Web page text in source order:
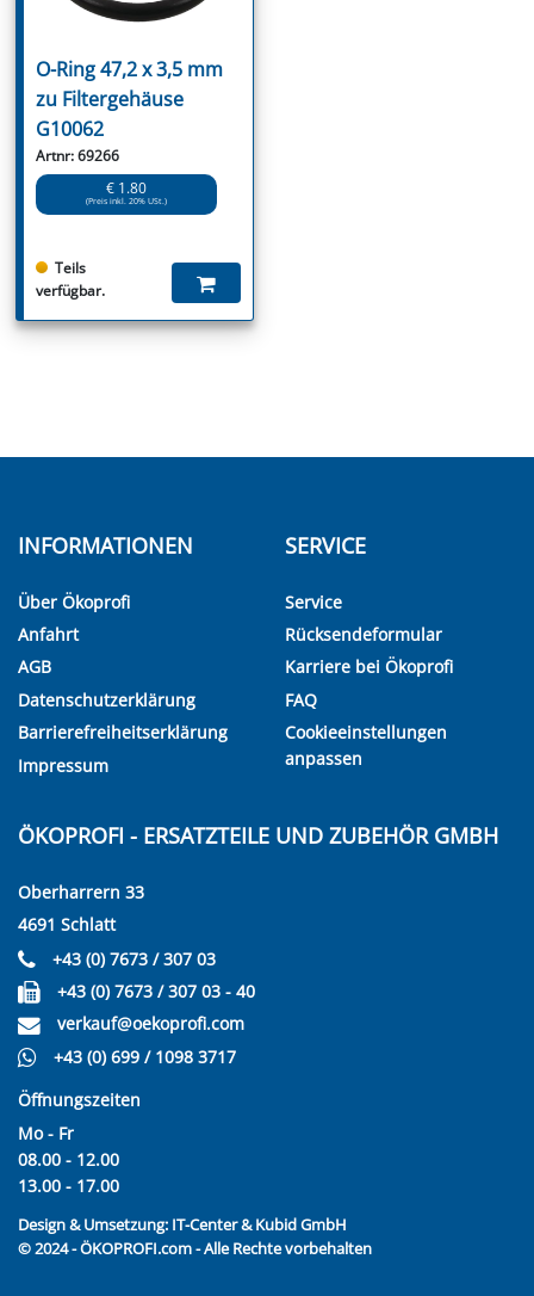
O-Ring 47,2 x 3,5 mm
zu Filtergehäuse
G10062
Artnr: 69266
€ 1.80
(Preis inkl. 20% USt.)
Teils
verfügbar.
INFORMATIONEN
Über Ökoprofi
Anfahrt
AGB
Datenschutzerklärung
Barrierefreiheitserklärung
Impressum
SERVICE
Service
Rücksendeformular
Karriere bei Ökoprofi
FAQ
Cookieeinstellungen
anpassen
ÖKOPROFI - ERSATZTEILE UND ZUBEHÖR GMBH
Oberharrern 33
4691 Schlatt
+43 (0) 7673 / 307 03
+43 (0) 7673 / 307 03 - 40
verkauf@oekoprofi.com
+43 (0) 699 / 1098 3717
Öffnungszeiten
Mo - Fr
08.00 - 12.00
13.00 - 17.00
Design & Umsetzung: IT-Center & Kubid GmbH
© 2024 - ÖKOPROFI.com - Alle Rechte vorbehalten